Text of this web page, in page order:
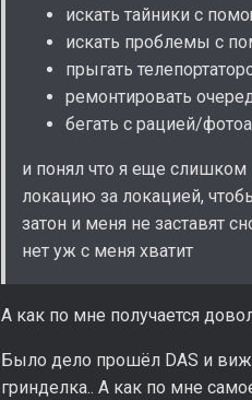
искать тайники с
искать проблемы с
прыгать
ремонтировать
бегать с рацией/
и понял что я еще слишком
локацию за локацией,
затон и меня не заставят
нет уж с меня хватит
А как по мне получается
Было дело прошёл DAS и
гринделка.. А как по мне